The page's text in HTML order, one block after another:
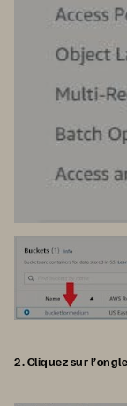
2. Cliquez sur